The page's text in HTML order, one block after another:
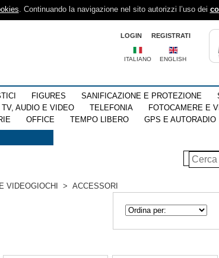
. Continuando la navigazione nel sito autorizzi l’uso dei
REGISTRATI
LOGIN
ITALIANO ENGLISH
FIGURES SANIFICAZIONE E PROTEZIONE
TV, AUDIO E VIDEO TELEFONIA
FOTOCAMERE E
OFFICE TEMPO LIBERO GPS E AUTORADIO
VIDEOGIOCHI > ACCESSORI